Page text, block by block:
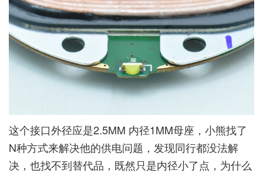
这个接口外径应是2.5MM 内径1MM母座，小熊找了
N种方式来解决他的供电问题，发现同行都没法解
决，也找不到替代品，既然只是内径小了点，为什么